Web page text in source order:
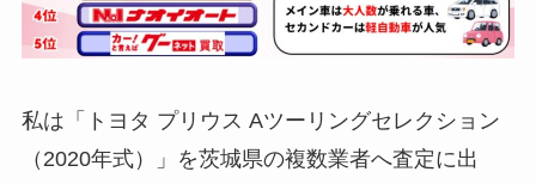
私は「トヨタ プリウス Aツーリングセレクション
（2020年式）」を茨城県の複数業者へ査定に出